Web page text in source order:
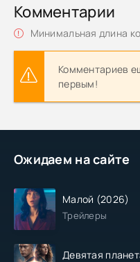
Ожидаем на сайте
Малой (2026)
Трейлеры
Девятая
Комментарии
Минимальная длина
Комментариев
первым!